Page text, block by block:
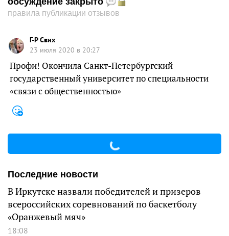
правила публикации отзывов
Г-Р Свих
23 июля 2020 в 20:27
Профи! Окончила Санкт-Петербургский
государственный университет по специальности
«связи с общественностью»
Последние новости
В Иркутске назвали победителей и призеров
всероссийских соревнований по баскетболу
«Оранжевый мяч»
18:08